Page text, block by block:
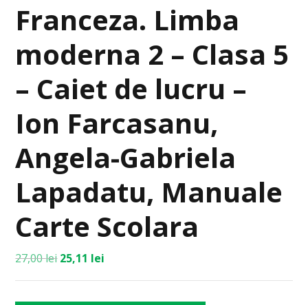
Franceza. Limba
moderna 2 – Clasa 5
– Caiet de lucru –
Ion Farcasanu,
Angela-Gabriela
Lapadatu, Manuale
Carte Scolara
27,00lei 25,11 lei